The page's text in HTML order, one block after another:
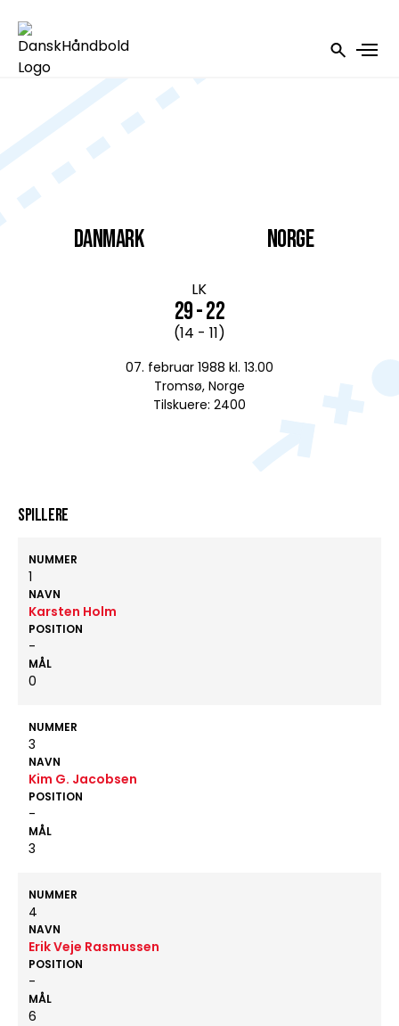
DANMARK
LK
29 - 22
(14 - 11)
07. februar 1988 kl. 13.00
Tromsø, Norge
Tilskuere: 2400
Norge
Spillere
NUMMER
1
NAVN
Karsten Holm
POSITION
-
MÅL
0
NUMMER
3
NAVN
Kim G. Jacobsen
POSITION
-
MÅL
3
NUMMER
4
NAVN
Erik Veje Rasmussen
POSITION
-
MÅL
6